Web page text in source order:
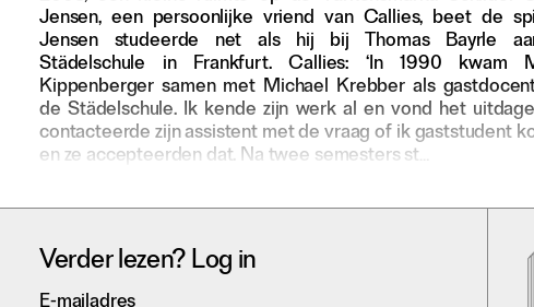
Privacy
Instagram
Facebook
Jensen, een persoonlijke vriend van Callies, beet de
Jensen studeerde net als hij bij Thomas Bayrle
Städelschule in Frankfurt. Callies: ‘In 1990 kwam
Kippenberger samen met Michael Krebber als
de Städelschule. Ik kende zijn werk al en vond het
contacteerde zijn assistent met de vraag of ik gaststudent
en ze accepteerden dat. Na twee semesters st…
Verder lezen? Log in